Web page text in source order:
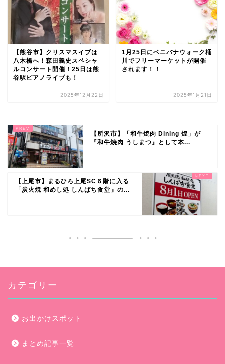
【熊谷市】クリスマスイブは
八木橋へ！森田義史スペシャ
ルコンサート開催！25日は熊
谷駅ピアノライブも！
2025年12月22日
1月25日にベニバナウォーク桶
川でフリーマーケットが開催
されます！！
2025年1月21日
【所沢市】「和牛焼肉 Dining 煌」が
『和牛焼肉 うしまつ』として本...
【上尾市】まるひろ上尾SC６階に入る
「炭火焼 和めし処 しんぱち食堂」の...
カテゴリー
お出かけスポット
まとめ記事一覧